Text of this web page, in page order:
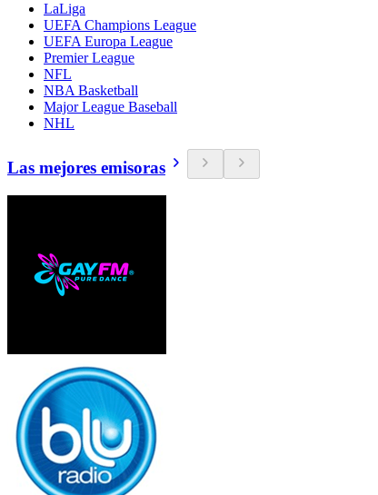
LaLiga
UEFA Champions League
UEFA Europa League
Premier League
NFL
NBA Basketball
Major League Baseball
NHL
Las mejores emisoras